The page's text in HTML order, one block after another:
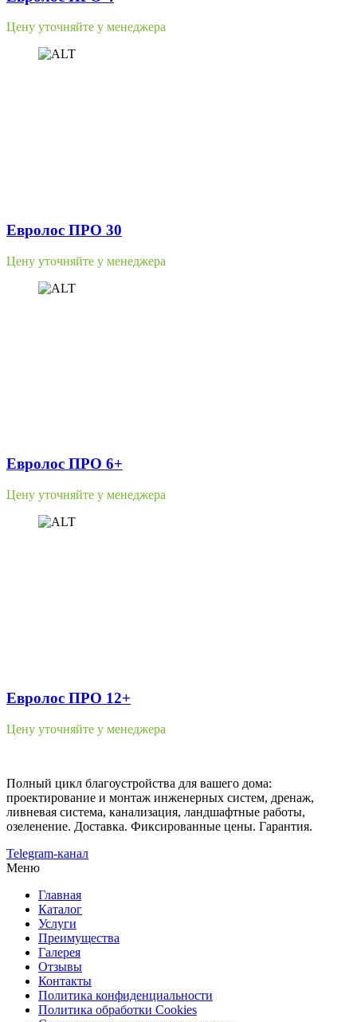
Цену уточняйте у менеджера
Евролос ПРО 30
Цену уточняйте у менеджера
Евролос ПРО 6+
Цену уточняйте у менеджера
Евролос ПРО 12+
Цену уточняйте у менеджера
Полный цикл благоустройства для вашего дома:
проектирование и монтаж инженерных систем, дренаж,
ливневая система, канализация, ландшафтные работы,
озеленение. Доставка. Фиксированные цены. Гарантия.
Telegram-канал
Меню
Главная
Каталог
Услуги
Преимущества
Галерея
Отзывы
Контакты
Политика конфиденциальности
Политика обработки Cookies